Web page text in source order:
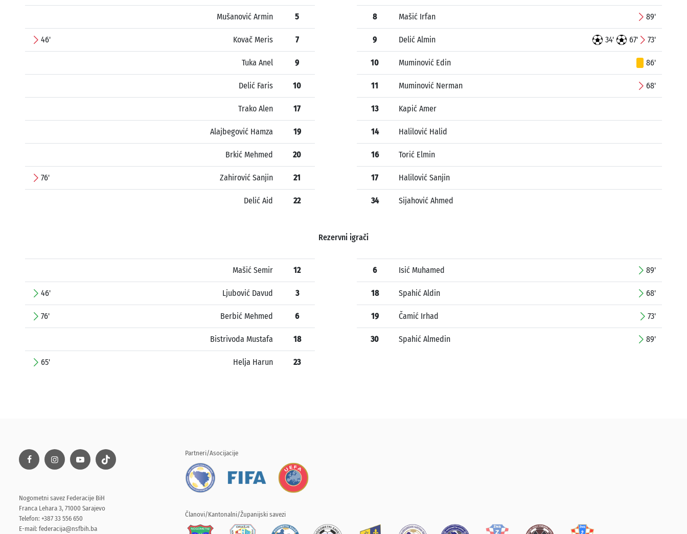
Mušanović Armin 5
46' Kovač Meris 7
Tuka Anel 9
Delić Faris 10
Trako Alen 17
Alajbegović Hamza 19
Brkić Mehmed 20
76' Zahirović Sanjin 21
Delić Aid 22
8 Mašić Irfan 89'
9 Delić Almin 34' 67' 73'
10 Muminović Edin 86'
11 Muminović Nerman 68'
13 Kapić Amer
14 Halilović Halid
16 Torić Elmin
17 Halilović Sanjin
34 Sijahović Ahmed
Rezervni igrači
Mašić Semir 12
46' Ljubović Davud 3
76' Berbić Mehmed 6
Bistrivoda Mustafa 18
65' Helja Harun 23
6 Isić Muhamed 89'
18 Spahić Aldin 68'
19 Čamić Irhad 73'
30 Spahić Almedin 89'
Nogometni savez Federacije BiH
Franca Lehara 3, 71000 Sarajevo
Telefon: +387 33 556 650
E-mail: federacija@nsfbih.ba
Partneri/Asocijacije
Članovi/Kantonalni/Županijski savezi